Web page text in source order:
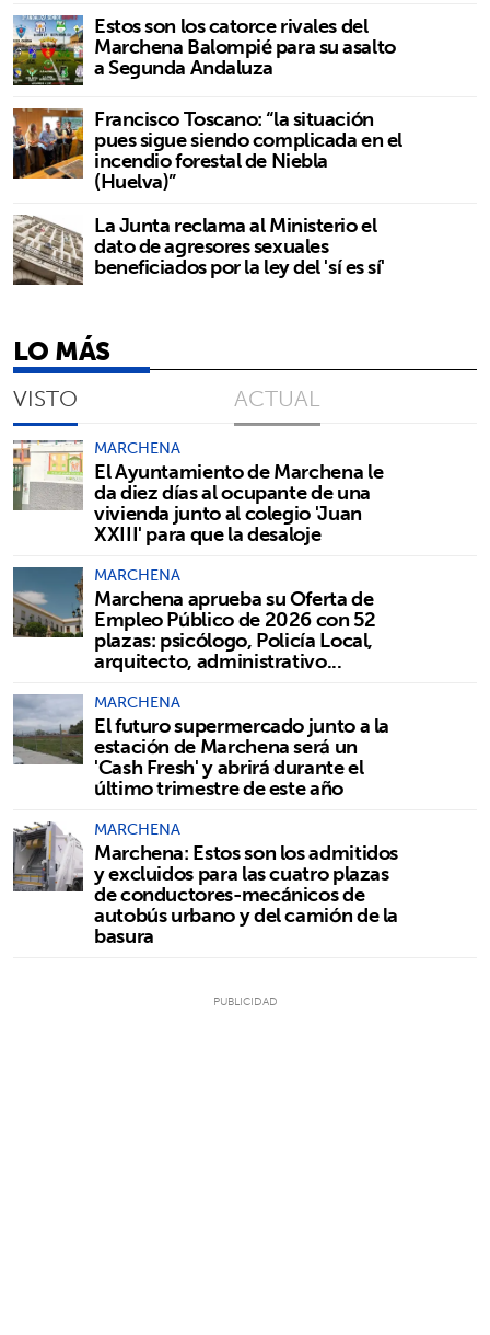
Estos son los catorce rivales del
Marchena Balompié para su asalto
a Segunda Andaluza
Francisco Toscano: “la situación
pues sigue siendo complicada en el
incendio forestal de Niebla
(Huelva)”
La Junta reclama al Ministerio el
dato de agresores sexuales
beneficiados por la ley del 'sí es sí'
LO MÁS
VISTO ACTUAL
MARCHENA
El Ayuntamiento de Marchena le
da diez días al ocupante de una
vivienda junto al colegio 'Juan
XXIII' para que la desaloje
MARCHENA
Marchena aprueba su Oferta de
Empleo Público de 2026 con 52
plazas: psicólogo, Policía Local,
arquitecto, administrativo...
MARCHENA
El futuro supermercado junto a la
estación de Marchena será un
'Cash Fresh' y abrirá durante el
último trimestre de este año
MARCHENA
Marchena: Estos son los admitidos
y excluidos para las cuatro plazas
de conductores-mecánicos de
autobús urbano y del camión de la
basura